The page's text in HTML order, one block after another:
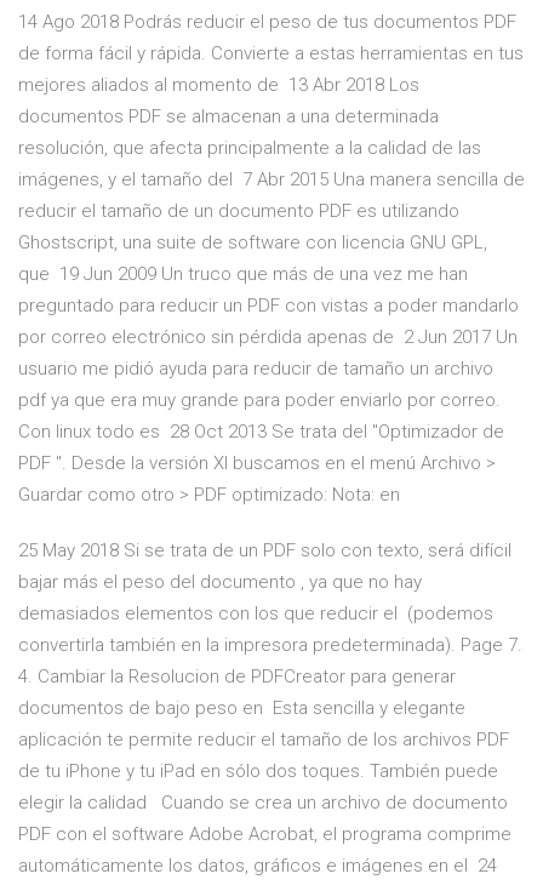
14 Ago 2018 Podrás reducir el peso de tus documentos PDF
de forma fácil y rápida. Convierte a estas herramientas en tus
mejores aliados al momento de 13 Abr 2018 Los
documentos PDF se almacenan a una determinada
resolución, que afecta principalmente a la calidad de las
imágenes, y el tamaño del 7 Abr 2015 Una manera sencilla de
reducir el tamaño de un documento PDF es utilizando
Ghostscript, una suite de software con licencia GNU GPL,
que 19 Jun 2009 Un truco que más de una vez me han
preguntado para reducir un PDF con vistas a poder mandarlo
por correo electrónico sin pérdida apenas de 2 Jun 2017 Un
usuario me pidió ayuda para reducir de tamaño un archivo
pdf ya que era muy grande para poder enviarlo por correo.
Con linux todo es 28 Oct 2013 Se trata del "Optimizador de
PDF ". Desde la versión XI buscamos en el menú Archivo >
Guardar como otro > PDF optimizado: Nota: en
25 May 2018 Si se trata de un PDF solo con texto, será difícil
bajar más el peso del documento , ya que no hay
demasiados elementos con los que reducir el (podemos
convertirla también en la impresora predeterminada). Page 7.
4. Cambiar la Resolucion de PDFCreator para generar
documentos de bajo peso en Esta sencilla y elegante
aplicación te permite reducir el tamaño de los archivos PDF
de tu iPhone y tu iPad en sólo dos toques. También puede
elegir la calidad Cuando se crea un archivo de documento
PDF con el software Adobe Acrobat, el programa comprime
automáticamente los datos, gráficos e imágenes en el 24